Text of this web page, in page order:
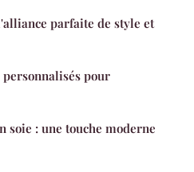
parfaite de style et
personnalisés pour
soie : une touche moderne